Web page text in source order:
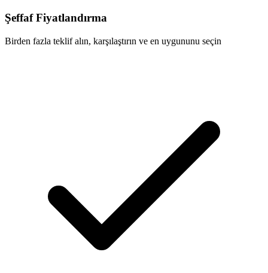
Şeffaf Fiyatlandırma
Birden fazla teklif alın, karşılaştırın ve en uygununu seçin